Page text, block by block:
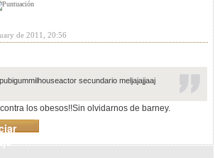
de 2011, 20:56
secundario meljajajjaaj
los obesos!!Sin olvidarnos de barney.